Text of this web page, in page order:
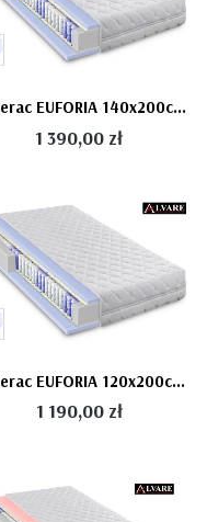
Materac EUFORIA 140x200cm - kieszeniowy, siedmiostrefowy, elastyczny
1 390,00 zł
Materac EUFORIA 120x200cm - kieszeniowy, siedmiostrefowy, elastyczny
1 190,00 zł